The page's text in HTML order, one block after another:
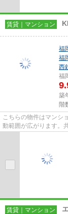
賃貸｜マンション
福
福
西
福
築
階
こちらの物件はマンシ
動範囲が広がります。
おりとても充実してい
賃貸｜マンション